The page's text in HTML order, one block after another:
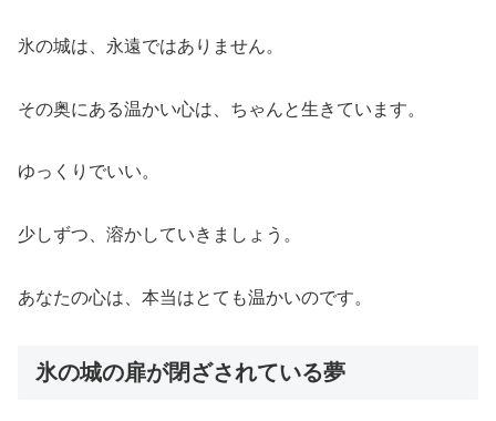
氷の城は、永遠ではありません。
その奥にある温かい心は、ちゃんと生きています。
ゆっくりでいい。
少しずつ、溶かしていきましょう。
あなたの心は、本当はとても温かいのです。
氷の城の扉が閉ざされている夢